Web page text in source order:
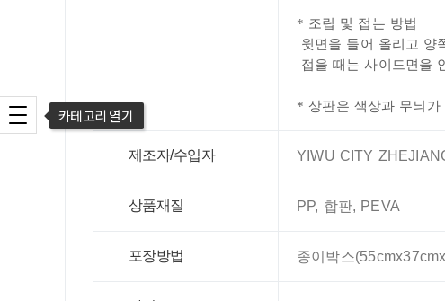
카테고리 열기
* 조립 및 접는 방법
윗면을 들어 올리고 양
접을 때 는 사이드면을
* 상판은 색상과 무늬가
제조자/수입자 YIWU CITY
상품재질 PP, 합판, PEVA
포장방법 종이박스